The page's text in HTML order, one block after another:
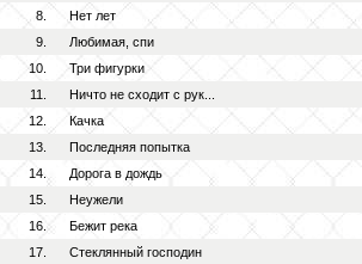
8.
Нет лет
9.
Любимая, спи
10.
Три фигурки
11.
Ничто не сходит с рук...
12.
Качка
13.
Последняя попытка
14.
Дорога в дождь
15.
Неужели
16.
Бежит река
17.
Стеклянный господин